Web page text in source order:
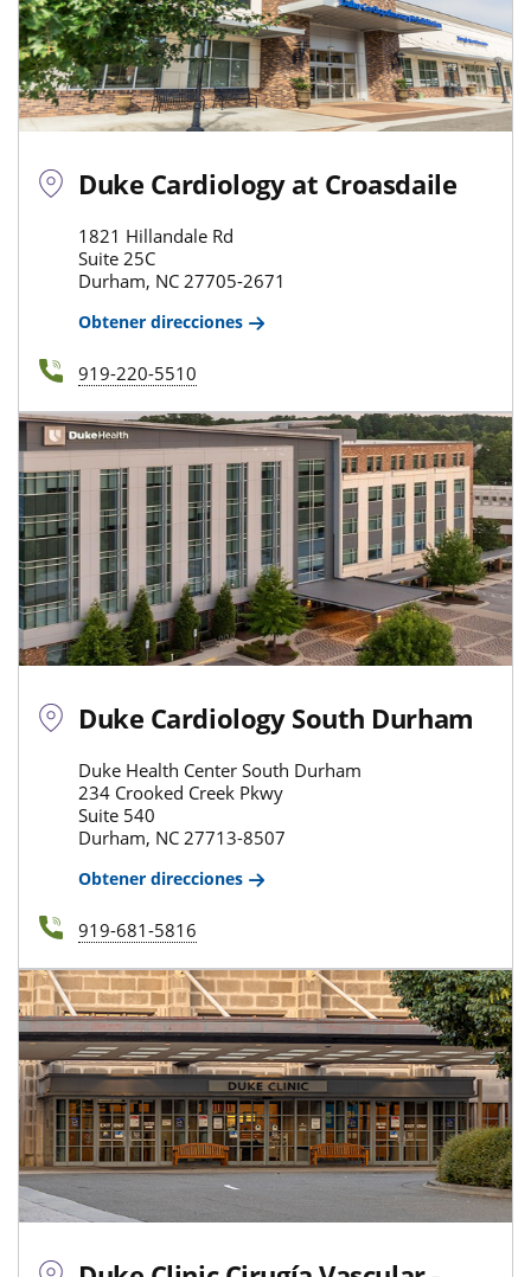
Duke Cardiology at Croasdaile
1821 Hillandale Rd
Suite 25C
Durham, NC 27705-2671
Obtener direcciones
919-220-5510
Duke Cardiology South Durham
Duke Health Center South Durham
234 Crooked Creek Pkwy
Suite 540
Durham, NC 27713-8507
Obtener direcciones
919-681-5816